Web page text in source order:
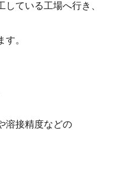
ている工場へ行き、
す。
溶接精度などの